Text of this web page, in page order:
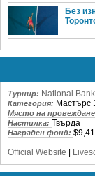
Без
Турнир: National
Категория: Мастърс
Място на
Настилка: Твърда
Награден фонд:
Official Website |